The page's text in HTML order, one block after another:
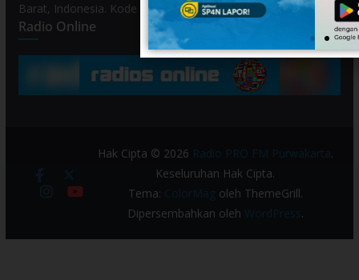
Barat, Indonesia. Kode Pos 41119.
Radio Online
Hak Cipta © 2026 Radio PRO FM Purwakarta.
Keseluruhan Hak Cipta.
Tema: ColorMagoleh ThemeGrill.
Dipersembahkan oleh WordPress .